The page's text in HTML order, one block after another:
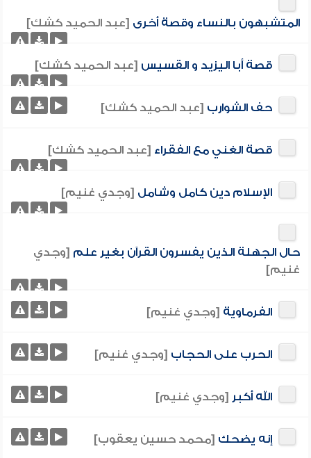
المتشبهون بالنساء وقصة أخرى [عبد الحميد كشك]
قصة أبا اليزيد و القسيس [عبد الحميد كشك]
حف الشوارب [عبد الحميد كشك]
قصة الغني مع الفقراء [عبد الحميد كشك]
الإسلام دين كامل وشامل [وجدي غنيم]
حال الجهلة الذين يفسرون القرآن بغير علم [وجدي
غنيم]
الفرماوية [وجدي غنيم]
الحرب على الحجاب [وجدي غنيم]
الله أكبر [وجدي غنيم]
إنه يضحك [محمد حسين يعقوب]